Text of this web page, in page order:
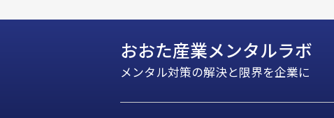
ョ
ン
おおた産業メンタルラボ
メンタル対策の解決と限界を企業に